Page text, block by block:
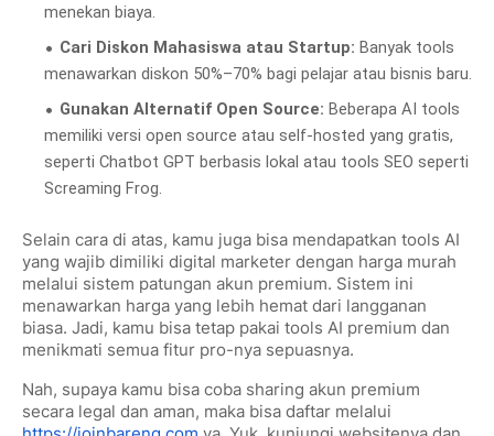
menekan biaya.
Cari Diskon Mahasiswa atau Startup: Banyak tools
menawarkan diskon 50%–70% bagi pelajar atau bisnis baru.
Gunakan Alternatif Open Source: Beberapa AI tools
memiliki versi open source atau self-hosted yang gratis,
seperti Chatbot GPT berbasis lokal atau tools SEO seperti
Screaming Frog.
Selain cara di atas, kamu juga bisa mendapatkan tools AI
yang wajib dimiliki digital marketer dengan harga murah
melalui sistem patungan akun premium. Sistem ini
menawarkan harga yang lebih hemat dari langganan
biasa. Jadi, kamu bisa tetap pakai tools AI premium dan
menikmati semua fitur pro-nya sepuasnya.
Nah, supaya kamu bisa coba sharing akun premium
secara legal dan aman, maka bisa daftar melalui